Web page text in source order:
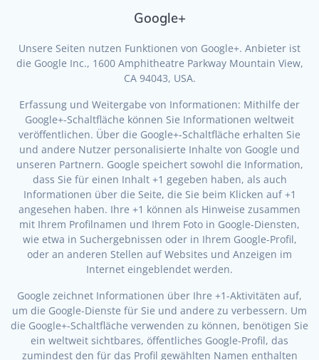
Google+
Unsere Seiten nutzen Funktionen von Google+. Anbieter ist
die Google Inc., 1600 Amphitheatre Parkway Mountain View,
CA 94043, USA.
Erfassung und Weitergabe von Informationen: Mithilfe der
Google+-Schaltfläche können Sie Informationen weltweit
veröffentlichen. Über die Google+-Schaltfläche erhalten Sie
und andere Nutzer personalisierte Inhalte von Google und
unseren Partnern. Google speichert sowohl die Information,
dass Sie für einen Inhalt +1 gegeben haben, als auch
Informationen über die Seite, die Sie beim Klicken auf +1
angesehen haben. Ihre +1 können als Hinweise zusammen
mit Ihrem Profilnamen und Ihrem Foto in Google-Diensten,
wie etwa in Suchergebnissen oder in Ihrem Google-Profil,
oder an anderen Stellen auf Websites und Anzeigen im
Internet eingeblendet werden.
Google zeichnet Informationen über Ihre +1-Aktivitäten auf,
um die Google-Dienste für Sie und andere zu verbessern. Um
die Google+-Schaltfläche verwenden zu können, benötigen Sie
ein weltweit sichtbares, öffentliches Google-Profil, das
zumindest den für das Profil gewählten Namen enthalten